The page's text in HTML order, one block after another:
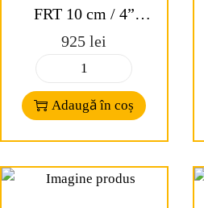
FRT 10 cm / 4”
Difuzoare 2-way
coaxial system
925lei
Adaugă în coș